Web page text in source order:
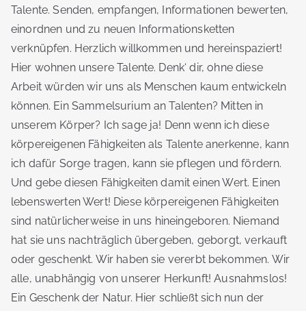
Talente. Senden, empfangen, Informationen bewerten,
einordnen und zu neuen Informationsketten
verknüpfen. Herzlich willkommen und hereinspaziert!
Hier wohnen unsere Talente. Denk‘ dir, ohne diese
Arbeit würden wir uns als Menschen kaum entwickeln
können. Ein Sammelsurium an Talenten? Mitten in
unserem Körper? Ich sage ja! Denn wenn ich diese
körpereigenen Fähigkeiten als Talente anerkenne, kann
ich dafür Sorge tragen, kann sie pflegen und fördern.
Und gebe diesen Fähigkeiten damit einen Wert. Einen
lebenswerten Wert! Diese körpereigenen Fähigkeiten
sind natürlicherweise in uns hineingeboren. Niemand
hat sie uns nachträglich übergeben, geborgt, verkauft
oder geschenkt. Wir haben sie vererbt bekommen. Wir
alle, unabhängig von unserer Herkunft! Ausnahmslos!
Ein Geschenk der Natur. Hier schließt sich nun der